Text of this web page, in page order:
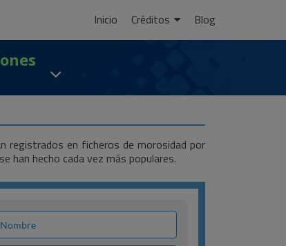
al
contenido
Inicio Créditos Blog
registrados en ficheros de morosidad por
han hecho cada vez más populares.